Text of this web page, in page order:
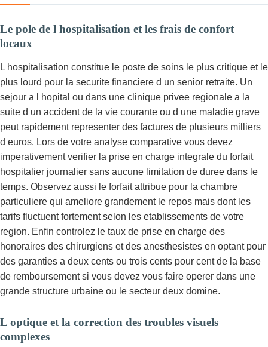
Le pole de l hospitalisation et les frais de confort
locaux
L hospitalisation constitue le poste de soins le plus critique et le
plus lourd pour la securite financiere d un senior retraite. Un
sejour a l hopital ou dans une clinique privee regionale a la
suite d un accident de la vie courante ou d une maladie grave
peut rapidement representer des factures de plusieurs milliers
d euros. Lors de votre analyse comparative vous devez
imperativement verifier la prise en charge integrale du forfait
hospitalier journalier sans aucune limitation de duree dans le
temps. Observez aussi le forfait attribue pour la chambre
particuliere qui ameliore grandement le repos mais dont les
tarifs fluctuent fortement selon les etablissements de votre
region. Enfin controlez le taux de prise en charge des
honoraires des chirurgiens et des anesthesistes en optant pour
des garanties a deux cents ou trois cents pour cent de la base
de remboursement si vous devez vous faire operer dans une
grande structure urbaine ou le secteur deux domine.
L optique et la correction des troubles visuels
complexes